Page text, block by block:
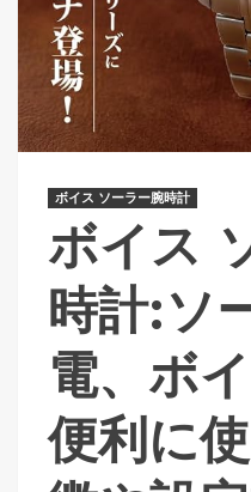
ボイス ソーラー腕時計
ボイス
時計:ソ
電、ボ
便利に